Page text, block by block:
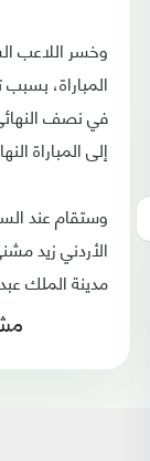
وخسر اللاعب
المباراة،
في نصف
إلى المباراة
وستقام عند
الأردني زيد
مدينة الملك